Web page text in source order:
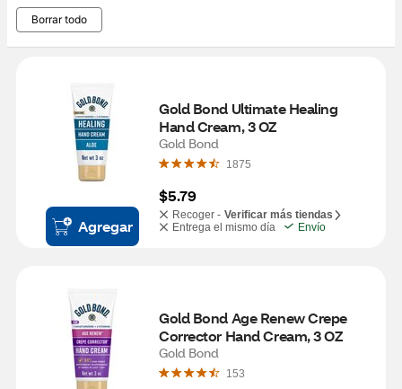
Borrar todo
Agregar
Gold Bond Ultimate Healing
Hand Cream, 3 OZ
Gold Bond
1875
$5.79
Recoger - Verificar más tiendas
Entrega el mismo día
Envío
Gold Bond Age Renew Crepe
Corrector Hand Cream, 3 OZ
Gold Bond
153